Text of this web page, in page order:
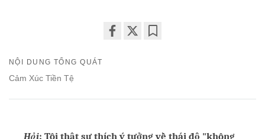
NỘI DUNG TỔNG QUÁT
Cảm Xúc Tiền Tệ
Hỏi: Tôi thật sự thích ý tưởng về thái độ "không